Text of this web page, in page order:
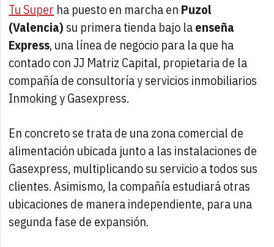
Tu Super ha puesto en marcha en Puzol
(Valencia) su primera tienda bajo laenseña
Express, una línea de negocio para la que ha
contado con JJ Matriz Capital, propietaria de la
compañía de consultoría y servicios inmobiliarios
Inmoking y Gasexpress.
En concreto se trata de una zona comercial de
alimentación ubicada junto a las instalaciones de
Gasexpress, multiplicando su servicio a todos sus
clientes. Asimismo, la compañía estudiará otras
ubicaciones de manera independiente, para una
segunda fase de expansión.